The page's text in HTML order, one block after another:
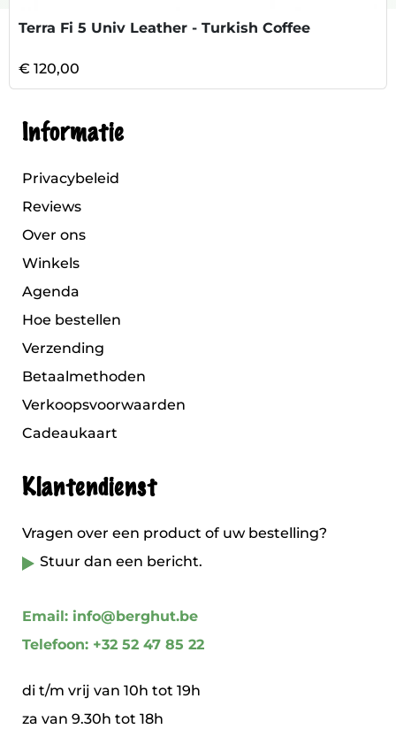
Terra Fi 5 Univ Leather - Turkish Coffee
€ 120,00
Informatie
Privacybeleid
Reviews
Over ons
Winkels
Agenda
Hoe bestellen
Verzending
Betaalmethoden
Verkoopsvoorwaarden
Cadeaukaart
Klantendienst
Vragen over een product of uw bestelling?
Stuur dan een bericht.
Email: info@berghut.be
Telefoon: +32 52 47 85 22
di t/m vrij van 10h tot 19h
za van 9.30h tot 18h